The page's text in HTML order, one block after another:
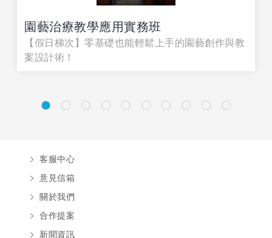
園藝治療教學應用實務班
【假日梯次】零基礎也能輕鬆上手的園藝創作與教
案設計術！
客服中心
意見信箱
關於我們
合作提案
新聞資訊